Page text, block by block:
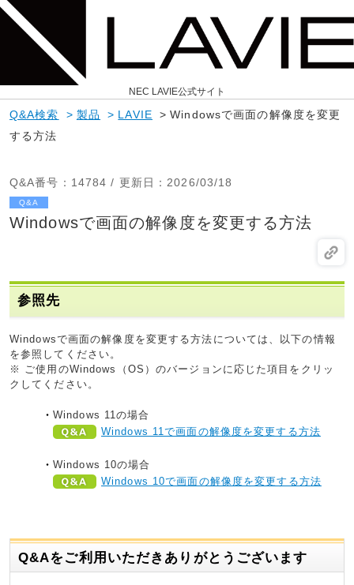
NEC LAVIE公式サイト
Q&A検索 > 製品 > LAVIE > Windowsで画面の解像度を変更
する方法
Q&A番号 ：14784 / 更新日 ：2026/03/18
Q&A
Windowsで画面の解像度を変更する方法
参照先
Windowsで画面の解像度を変更する方法については、以下の情報
を参照してください。
※ ご使用のWindows（OS）のバージョンに応じた項目をクリッ
クしてください。
Windows 11の場合
Windows 11で画面の解像度を変更する方法
Windows 10の場合
Windows 10で画面の解像度を変更する方法
Q&Aをご利用いただきありがとうございます